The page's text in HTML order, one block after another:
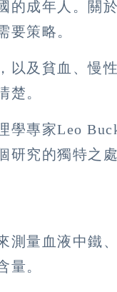
的成年人。關
要策略。
以及貧血、慢
楚。
學專家Leo
研究的獨特之
測量血液中鐵
量。